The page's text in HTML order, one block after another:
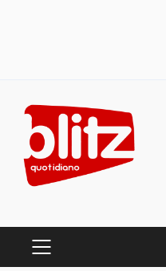
content
PRIMARY